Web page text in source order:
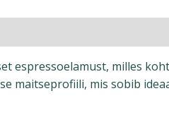
espressoelamust, milles
maitseprofiili, mis sobib